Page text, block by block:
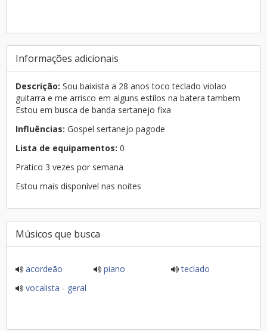
Informações adicionais
Descrição: Sou baixista a 28 anos toco teclado violao
guitarra e me arrisco em alguns estilos na batera tambem
Estou em busca de banda sertanejo fixa
Influências: Gospel sertanejo pagode
Lista de equipamentos: 0
Pratico 3 vezes por semana
Estou mais disponível nas noites
Músicos que busca
acordeão piano
teclado
vocalista - geral